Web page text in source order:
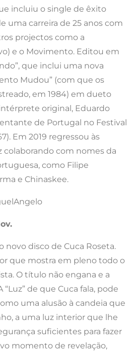
incluiu o single de êxito
uma carreira de 25 anos com
projectos como a
e o Movimento. Editou em
que inclui uma nova
Mudou” (com que os
em 1984) em dueto
original, Eduardo
de Portugal no Festival
Em 2019 regressou às
colaborando com nomes da
como Filipe
e Chinaskee.
novo disco de Cuca Roseta.
que mostra em pleno todo o
O título não engana e a
de que Cuca fala, pode
uma alusão à candeia que
a uma luz interior que lhe
suficientes para fazer
momento de revelação,